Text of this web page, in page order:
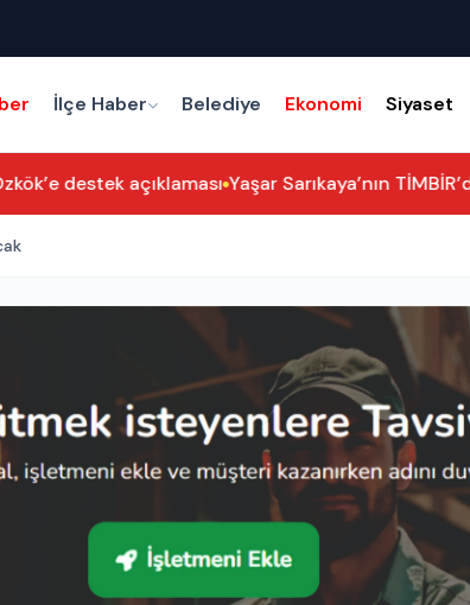
İlçe Haber Belediye Ekonomi Siyaset
destek açıklaması Yaşar Sarıkaya’nın